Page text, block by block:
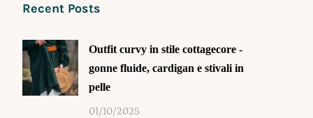
Recent Posts
Outfit curvy in stile cottagecore -
gonne fluide, cardigan e stivali in
pelle
01/10/2025